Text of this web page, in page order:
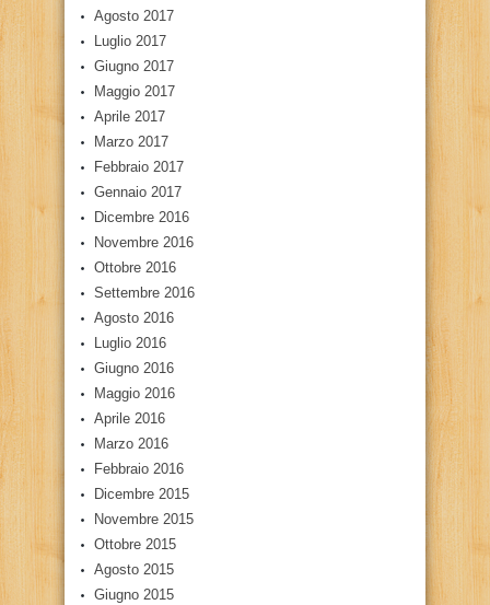
Agosto 2017
Luglio 2017
Giugno 2017
Maggio 2017
Aprile 2017
Marzo 2017
Febbraio 2017
Gennaio 2017
Dicembre 2016
Novembre 2016
Ottobre 2016
Settembre 2016
Agosto 2016
Luglio 2016
Giugno 2016
Maggio 2016
Aprile 2016
Marzo 2016
Febbraio 2016
Dicembre 2015
Novembre 2015
Ottobre 2015
Agosto 2015
Giugno 2015